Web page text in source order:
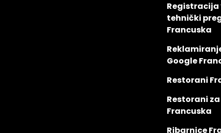
Registracija
tehnički
Francuska
Google
Restorani
Restorani
Francuska
Ribarnice